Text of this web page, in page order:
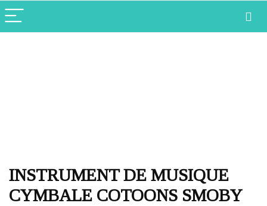
INSTRUMENT DE MUSIQUE
CYMBALE COTOONS SMOBY